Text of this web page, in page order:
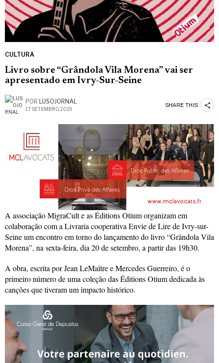
CULTURA
Livro sobre “Grândola Vila Morena” vai ser
apresentado em Ivry-Sur-Seine
POR LUSOJORNAL
17 SETEMBRO, 2019
SHARE THIS
A associação MigraCult e as Éditions Otium organizam em
colaboração com a Livraria cooperativa Envie de Lire de Ivry-sur-
Seine um encontro em torno do lançamento do livro “Grândola Vila
Morena”, na sexta-feira, dia 20 de setembro, a partir das 19h30.
A obra, escrita por Jean LeMaître e Mercedes Guerreiro, é o
primeiro número de uma coleção das Éditions Otium dedicada às
canções que tiveram um impacto histórico.